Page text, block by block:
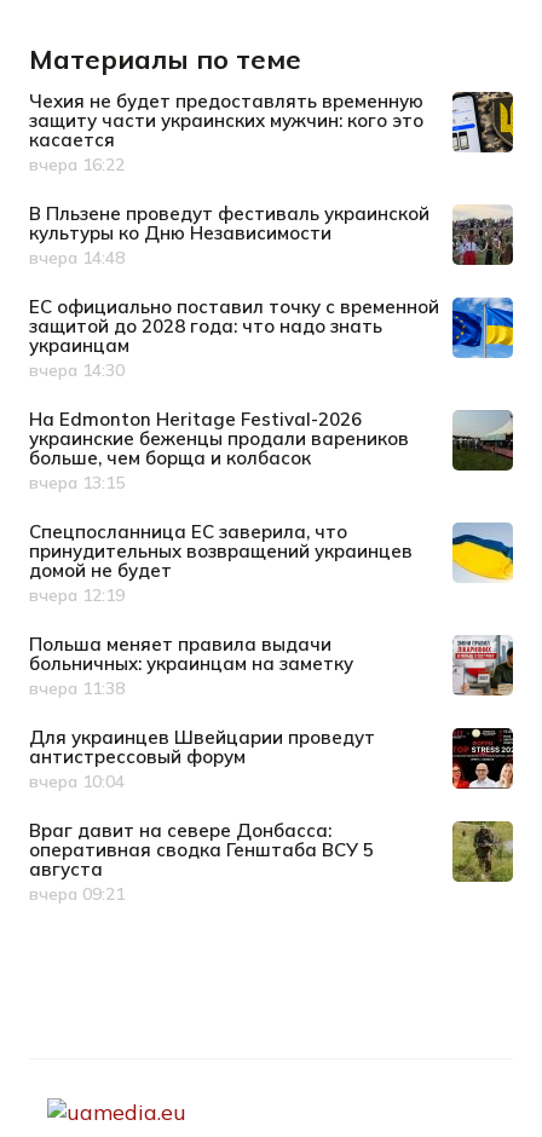
Материалы по теме
Чехия не будет предоставлять временную
защиту части украинских мужчин: кого это
касается
Дата публикации
вчера 16:22
В Пльзене проведут фестиваль украинской
культуры ко Дню Независимости
Дата публикации
вчера 14:48
ЕС официально поставил точку с временной
защитой до 2028 года: что надо знать
украинцам
Дата публикации
вчера 14:30
На Edmonton Heritage Festival-2026
украинские беженцы продали вареников
больше, чем борща и колбасок
Дата публикации
вчера 13:15
Спецпосланница ЕС заверила, что
принудительных возвращений украинцев
домой не будет
Дата публикации
вчера 12:19
Польша меняет правила выдачи
больничных: украинцам на заметку
Дата публикации
вчера 11:38
Для украинцев Швейцарии проведут
антистрессовый форум
Дата публикации
вчера 10:04
Враг давит на севере Донбасса:
оперативная сводка Генштаба ВСУ 5
августа
Дата публикации
вчера 09:21